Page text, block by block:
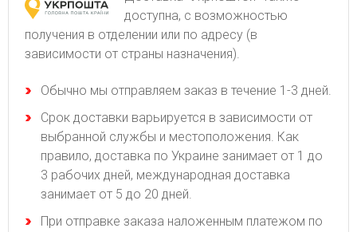
доступна, с возможностью
получения в отделении или по адресу (в
зависимости от страны назначения).
Обычно мы отправляем заказ в течение 1-3 дней.
Срок доставки варьируется в зависимости от
выбранной службы и местоположения. Как
правило, доставка по Украине занимает от 1 до
3 рабочих дней, международная доставка
занимает от 5 до 20 дней.
При отправке заказа наложенным платежом по